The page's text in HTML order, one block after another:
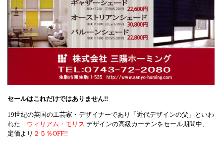
セールはこれだけではありません!!
19世紀の英国の工芸家・デザイナーであり「近代デザインの父」といわ
れた ウィリアム・モリス デザインの高級カーテンをセール期間中、
定価より ２５％OFF!!